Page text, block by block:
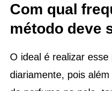
Com qual
método deve
O ideal é realizar esse
diariamente, pois